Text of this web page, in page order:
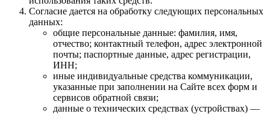
Согласие дается на обработку следующих персональных
данных:
общие персональные данные: фамилия, имя,
отчество; контактный телефон, адрес электронной
почты; паспортные данные, адрес регистрации,
ИНН;
иные индивидуальные средства коммуникации,
указанные при заполнении на Сайте всех форм и
сервисов обратной связи;
данные о технических средствах (устройствах) —